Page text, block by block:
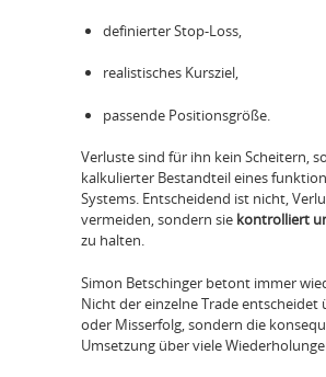
definierter Stop-Loss,
realistisches Kursziel,
passende Positionsgröße.
Verluste sind für ihn kein Scheitern,
kalkulierter Bestandteil eines
Systems. Entscheidend ist nicht,
vermeiden, sondern sie kontrolliert
zu halten.
Simon Betschinger betont immer
Nicht der einzelne Trade entscheidet
oder Misserfolg, sondern die
Umsetzung über viele